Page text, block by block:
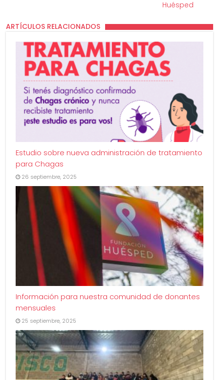
Huésped
ARTÍCULOS RELACIONADOS
Estudio sobre nueva administración de tratamiento
para Chagas
26 septiembre, 2025
Información para nuestra comunidad de donantes
mensuales
25 septiembre, 2025